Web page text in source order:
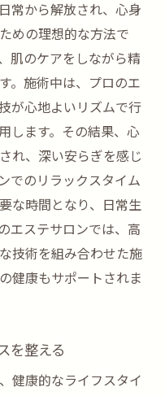
常から解放され、心身
めの理想的な方法で
肌のケアをしながら精
。施術中は、プロのエ
が心地よいリズムで行
します。その結果、心
れ、深い安らぎを感じ
でのリラックスタイム
な時間となり、日常生
エステサロンでは、高
技術を組み合わせた施
健康もサポートされま
を整える
健康的なライフスタイ